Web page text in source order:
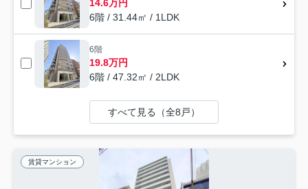
14.6万円
6階 / 31.44㎡ / 1LDK
6階
19.8万円
6階 / 47.32㎡ / 2LDK
すべて見る（全8戸）
賃貸マンション